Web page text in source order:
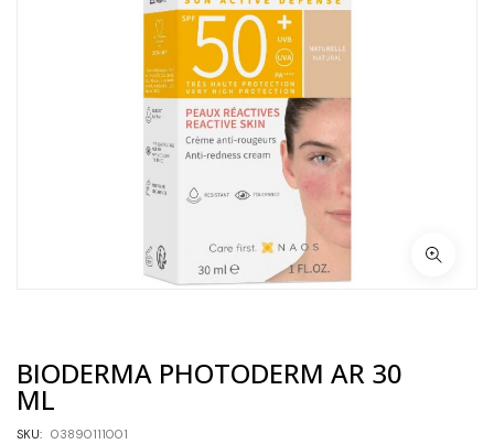
BIODERMA PHOTODERM AR 30
ML
SKU: 03890111001